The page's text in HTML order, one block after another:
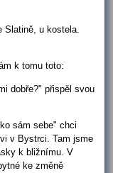
Slatině, u kostela.
k tomu toto:
dobře?" přispěl svou
sám sebe" chci
v Bystrci. Tam jsme
k bližnímu. V
ke změně